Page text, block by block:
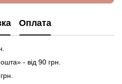
Оплата
- від 90 грн.